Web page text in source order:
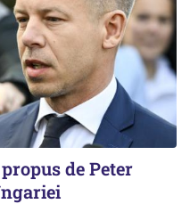
de Peter